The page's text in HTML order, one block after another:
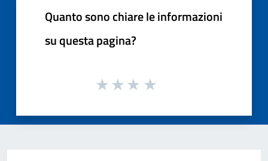
Quanto sono chiare le informazioni
su questa pagina?